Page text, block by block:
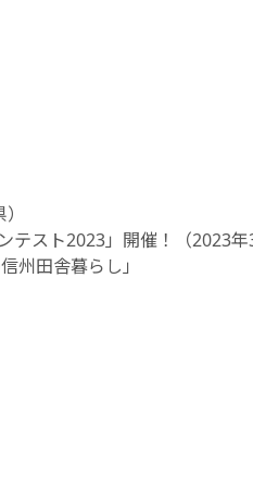
スト2023」開催！（2023年
州田舎暮らし」